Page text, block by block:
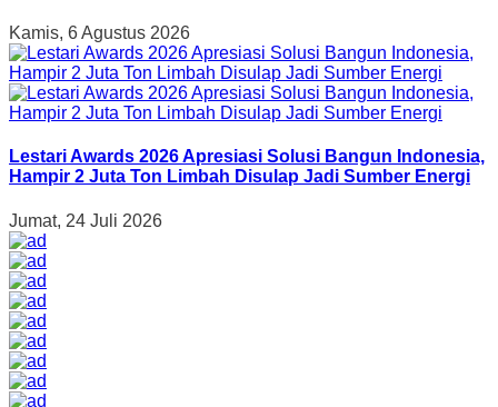
Kamis, 6 Agustus 2026
Lestari Awards 2026 Apresiasi Solusi Bangun Indonesia,
Hampir 2 Juta Ton Limbah Disulap Jadi Sumber Energi
Jumat, 24 Juli 2026